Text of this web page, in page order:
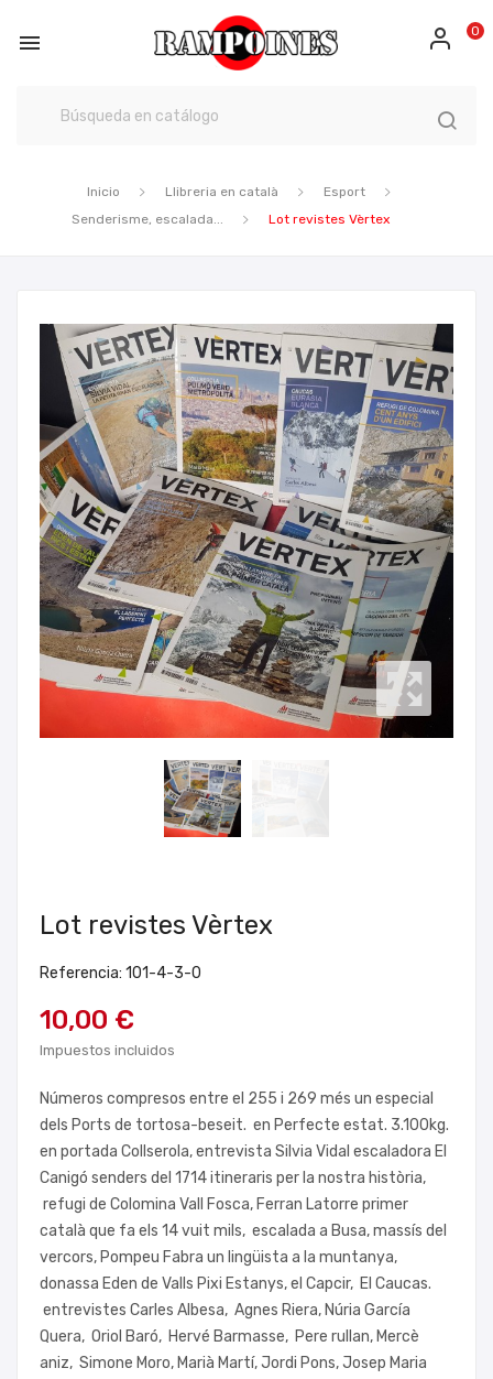
 0
Inicio Llibreria en català
Esport
Senderisme, escalada...
Lot revistes Vèrtex
Lot revistes Vèrtex
Referencia: 101-4-3-0
10,00 €
Impuestos incluidos
Números compresos entre el 255 i 269 més un especial
dels Ports de tortosa-beseit. en Perfecte estat. 3.100kg.
en portada Collserola, entrevista Silvia Vidal escaladora El
Canigó senders del 1714 itineraris per la nostra història,
refugi de Colomina Vall Fosca, Ferran Latorre primer
català que fa els 14 vuit mils, escalada a Busa, massís del
vercors, Pompeu Fabra un lingüista a la muntanya,
donassa Eden de Valls Pixi Estanys, el Capcir, El Caucas.
entrevistes Carles Albesa, Agnes Riera, Núria García
Quera, Oriol Baró, Hervé Barmasse, Pere rullan, Mercè
aniz, Simone Moro, Marià Martí, Jordi Pons, Josep Maria